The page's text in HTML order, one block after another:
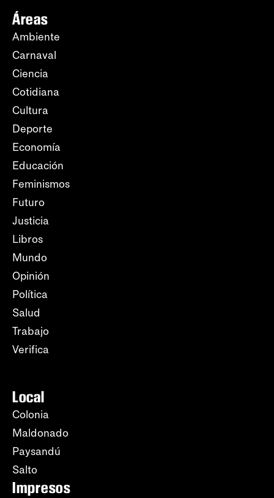
Áreas
Ambiente
Carnaval
Ciencia
Cotidiana
Cultura
Deporte
Economía
Educación
Feminismos
Futuro
Justicia
Libros
Mundo
Opinión
Política
Salud
Trabajo
Verifica
Local
Colonia
Maldonado
Paysandú
Salto
Impresos